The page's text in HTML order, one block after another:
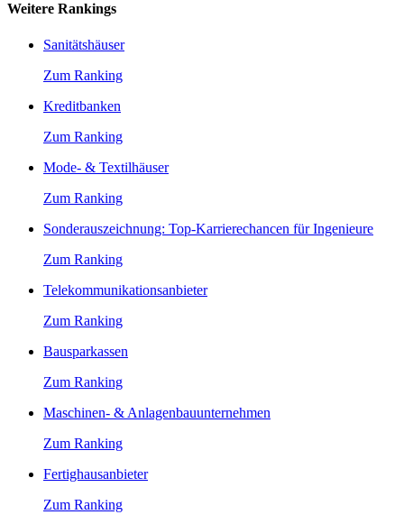
Weitere Rankings
Sanitätshäuser
Zum Ranking
Kreditbanken
Zum Ranking
Mode- & Textilhäuser
Zum Ranking
Sonderauszeichnung: Top-Karrierechancen für Ingenieure
Zum Ranking
Telekommunikationsanbieter
Zum Ranking
Bausparkassen
Zum Ranking
Maschinen- & Anlagenbauunternehmen
Zum Ranking
Fertighausanbieter
Zum Ranking